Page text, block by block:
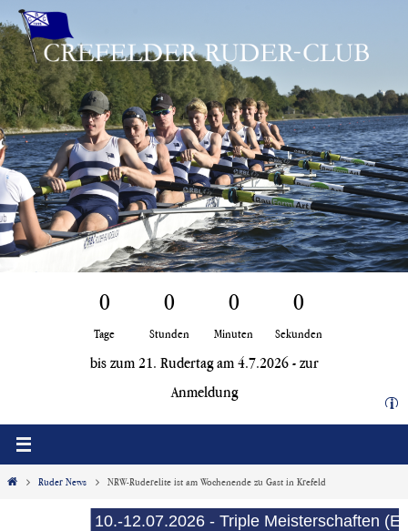
Zum
Inhalt
springen
0
Tage
0
Stunden
0
Minuten
0
Sekunden
bis zum 21. Rudertag am 4.7.2026 - zur
Anmeldung
i
Start Ruder News NRW-Ruderelite ist am Wochenende zu Gast in Krefeld
10.-12.07.2026 - Triple Meisterschaften (E-